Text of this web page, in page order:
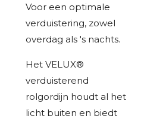
Voor een optimale
verduistering, zowel
overdag als 's nachts.
Het VELUX®
verduisterend
rolgordijn houdt al het
licht buiten en biedt